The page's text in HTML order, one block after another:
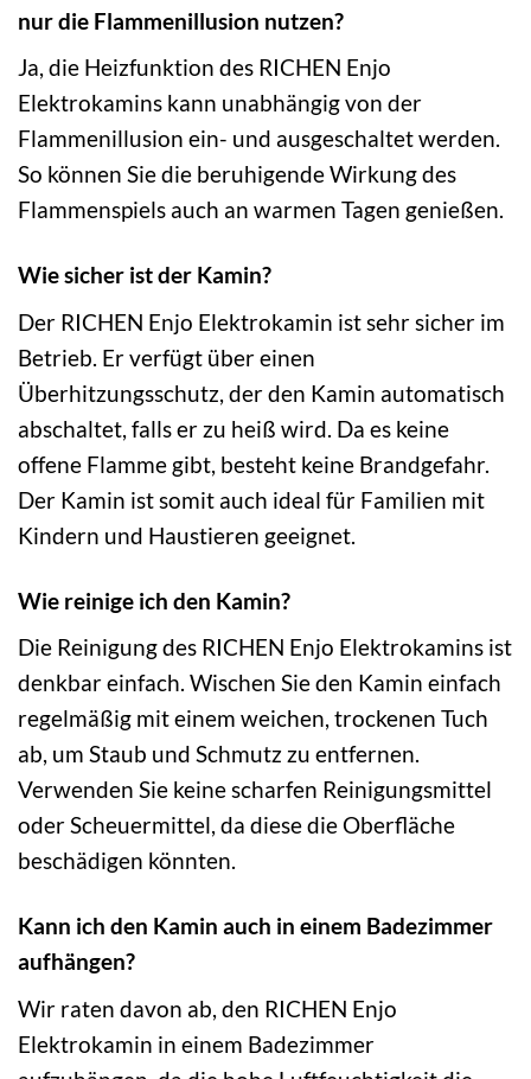
nur die Flammenillusion nutzen?
Ja, die Heizfunktion des RICHEN Enjo
Elektrokamins kann unabhängig von der
Flammenillusion ein- und ausgeschaltet werden.
So können Sie die beruhigende Wirkung des
Flammenspiels auch an warmen Tagen genießen.
Wie sicher ist der Kamin?
Der RICHEN Enjo Elektrokamin ist sehr sicher im
Betrieb. Er verfügt über einen
Überhitzungsschutz, der den Kamin automatisch
abschaltet, falls er zu heiß wird. Da es keine
offene Flamme gibt, besteht keine Brandgefahr.
Der Kamin ist somit auch ideal für Familien mit
Kindern und Haustieren geeignet.
Wie reinige ich den Kamin?
Die Reinigung des RICHEN Enjo Elektrokamins ist
denkbar einfach. Wischen Sie den Kamin einfach
regelmäßig mit einem weichen, trockenen Tuch
ab, um Staub und Schmutz zu entfernen.
Verwenden Sie keine scharfen Reinigungsmittel
oder Scheuermittel, da diese die Oberfläche
beschädigen könnten.
Kann ich den Kamin auch in einem Badezimmer
aufhängen?
Wir raten davon ab, den RICHEN Enjo
Elektrokamin in einem Badezimmer